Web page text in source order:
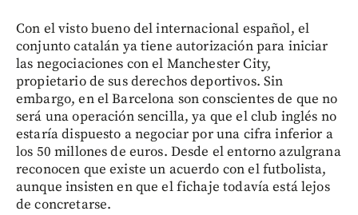
Con el visto bueno del internacional español, el
conjunto catalán ya tiene autorización para iniciar
las negociaciones con el Manchester City,
propietario de sus derechos deportivos. Sin
embargo, en el Barcelona son conscientes de que no
será una operación sencilla, ya que el club inglés no
estaría dispuesto a negociar por una cifra inferior a
los 50 millones de euros. Desde el entorno azulgrana
reconocen que existe un acuerdo con el futbolista,
aunque insisten en que el fichaje todavía está lejos
de concretarse.